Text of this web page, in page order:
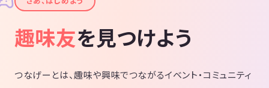
趣味友を見つけよう
つなげーとは、趣味や興味でつながるイベント・コミュニティ